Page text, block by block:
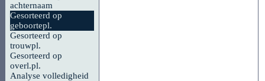
achternaam
Gesorteerd op
geboortepl.
Gesorteerd op
trouwpl.
Gesorteerd op
overl.pl.
Analyse volledigheid